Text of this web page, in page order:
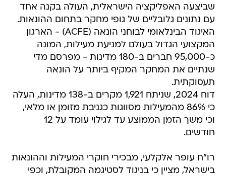
שביצעה האפליקציה הישראלית, העולה בקנה אחד
עם נתונים גלובליים של גופי מחקר בתחום ההונאות.
האיגוד הבינלאומי לבוחני הונאה (ACFE) - הארגון
המקצועי הגדול בעולם למניעת מעילות, המונה
כ-95,000 חברים ב-180 מדינות - מפרסם מדי
שנתיים את המחקר המקיף ביותר על הונאה
תעסוקתית.
דוח 2024, שניתח 1,921 מקרים ב-138 מדינות, העלה
כי 86% מהמעילות מסווגות כגניבת מזומן או מלאי,
וכי משך הזמן הממוצע עד לגילוי עומד על 12
חודשים.
רו"ח עופר אלקלעי, מבכירי חוקרי המעילות וההונאות
בישראל, מציין כי בניגוד לסטיגמה המקובלת, וכפי